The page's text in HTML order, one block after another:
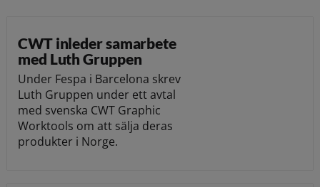
CWT inleder samarbete
med Luth Gruppen
Under Fespa i Barcelona skrev
Luth Gruppen under ett avtal
med svenska CWT Graphic
Worktools om att sälja deras
produkter i Norge.